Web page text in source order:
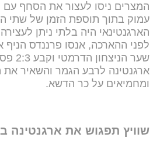
המצרים ניסו לעצור את הסחף עם
עמוק בתוך תוספת הזמן של שתי
לפני ההארכה, אנסו פרננדס
שער
ארגנטינה לרבע הגמר והשאיר
ומחמיאים על כר הדשא.
שוויץ תפגוש את ארגנטינה